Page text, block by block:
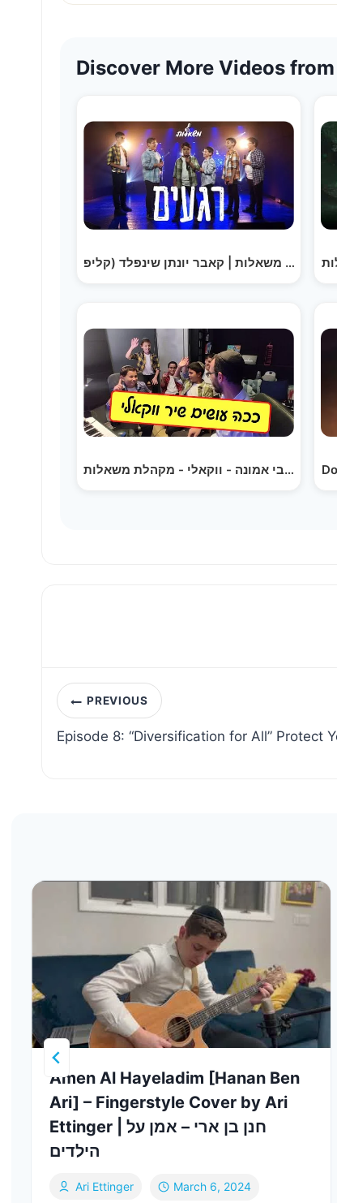
Discover More Videos
Post
navigation
PREVIOUS
Episode 8: “Diversification for All” Protect
Amen Al Hayeladim [Hanan Ben
Ari] – Fingerstyle Cover by Ari
Ettinger | חנן בן ארי – אמן על
הילדים
Ari Ettinger March 6, 2024